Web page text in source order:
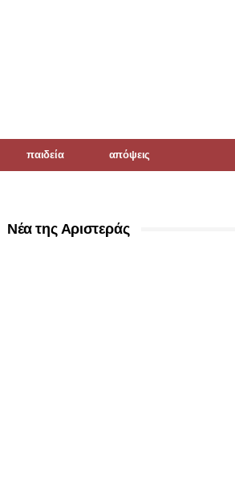
παιδεία απόψεις
Νέα της Αριστεράς